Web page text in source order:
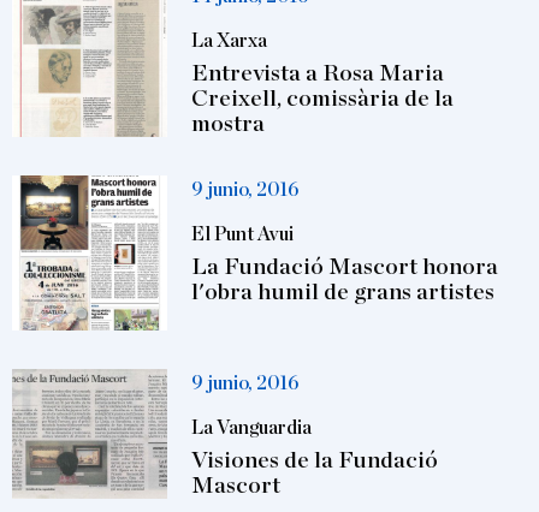
La Xarxa
Entrevista a Rosa Maria
Creixell, comissària de la
mostra
9 junio, 2016
El Punt Avui
La Fundació Mascort honora
l'obra humil de grans artistes
9 junio, 2016
La Vanguardia
Visiones de la Fundació
Mascort